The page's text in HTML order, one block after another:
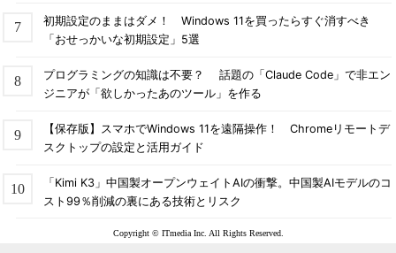
初期設定のままはダメ！ Windows 11を買ったらすぐ消すべき
「おせっかいな初期設定」5選
プログラミングの知識は不要？ 話題の「Claude Code」で非エン
ジニアが「欲しかったあのツール」を作る
【保存版】スマホでWindows 11を遠隔操作！ Chromeリモートデ
スクトップの設定と活用ガイド
「Kimi K3」中国製オープンウェイトAIの衝撃。中国製AIモデルのコ
スト99％削減の裏にある技術とリスク
Copyright © ITmedia Inc. All Rights Reserved.